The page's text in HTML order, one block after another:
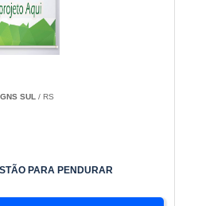
SUL / RS
PARA PENDURAR